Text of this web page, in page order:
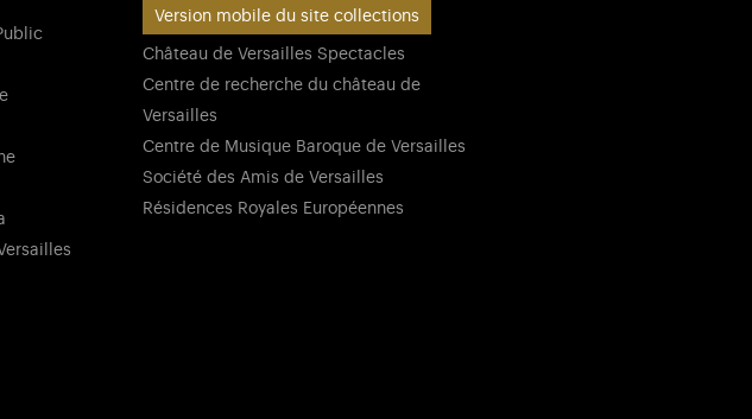
Version mobile du site collections
Château de Versailles Spectacles
Centre de recherche du château de
Versailles
Centre de Musique Baroque de Versailles
Société des Amis de Versailles
Résidences Royales Européennes